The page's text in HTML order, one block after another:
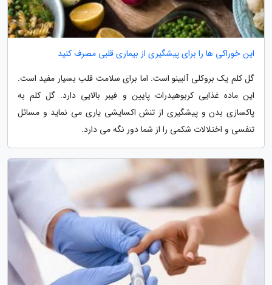
این خوراکی ها را برای پیشگیری از بیماری قلبی مصرف کنید
گل کلم یک بروکلی آلبینو است. اما برای سلامت قلب بسیار مفید است.
این ماده غذایی کربوهیدرات پایین و فیبر بالایی دارد. گل کلم به
پاکسازی بدن و پیشگیری از تنش اکسایشی یاری می نماید و مسائل
تنفسی و اختلالات شکمی را از شما دور نگه می دارد.